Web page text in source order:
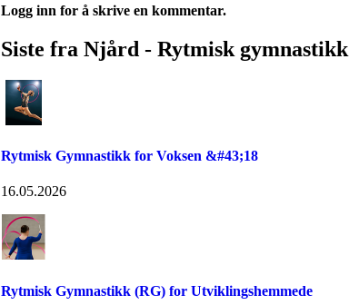
Logg inn for å skrive en kommentar.
Siste fra Njård - Rytmisk gymnastikk
Rytmisk Gymnastikk for Voksen &#43;18
16.05.2026
Rytmisk Gymnastikk (RG) for Utviklingshemmede